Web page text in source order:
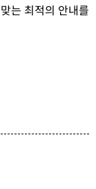
는 최적의 안내를